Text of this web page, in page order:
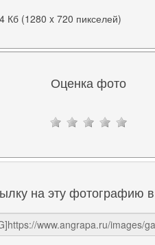
Кб (1280 x 720 пикселей)
Оценка фото
на эту фотографию